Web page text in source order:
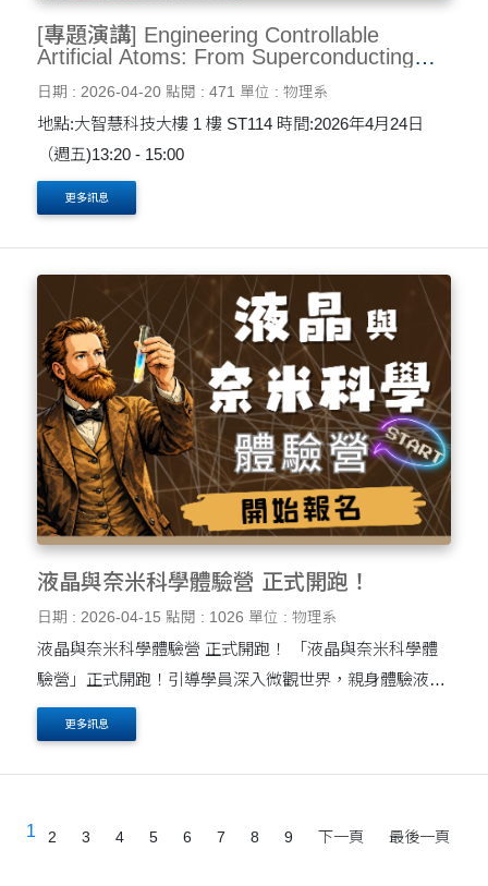
[專題演講] Engineering Controllable
Artificial Atoms: From Superconducting
Circuits to Quantum Computing and
Quantum Optics 4/24
日期 : 2026-04-20 點閱 : 471 單位 : 物理系
地點:大智慧科技大樓 1 樓 ST114 時間:2026年4月24日
（週五)13:20 - 15:00
更多訊息
液晶與奈米科學體驗營 正式開跑！
日期 : 2026-04-15 點閱 : 1026 單位 : 物理系
液晶與奈米科學體驗營 正式開跑！ 「液晶與奈米科學體
驗營」正式開跑！引導學員深入微觀世界，親身體驗液晶
分子的排列之美，並見證奈米技術如何革新現代科技。這
不僅是知識的傳遞，更能啟發對未來材料科學....
更多訊息
1 2 3 4 5 6 7 8 9 下一頁 最後一頁